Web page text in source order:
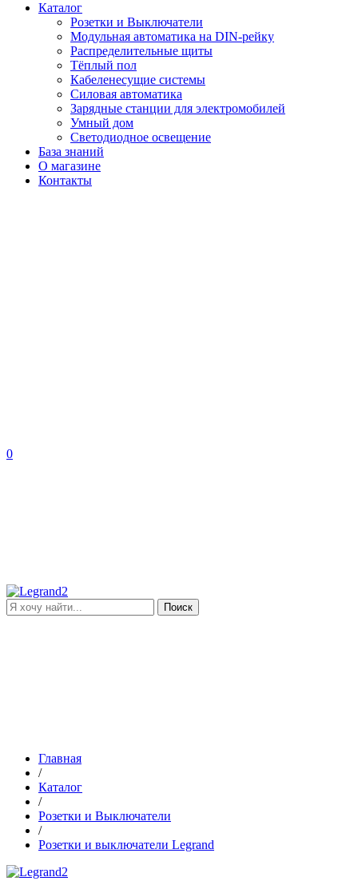
Каталог
Розетки и Выключатели
Модульная автоматика на DIN-рейку
Распределительные щиты
Тёплый пол
Кабеленесущие системы
Силовая автоматика
Зарядные станции для электромобилей
Умный дом
Светодиодное освещение
База знаний
О магазине
Контакты
0
Поиск
Главная
/
Каталог
/
Розетки и Выключатели
/
Розетки и выключатели Legrand